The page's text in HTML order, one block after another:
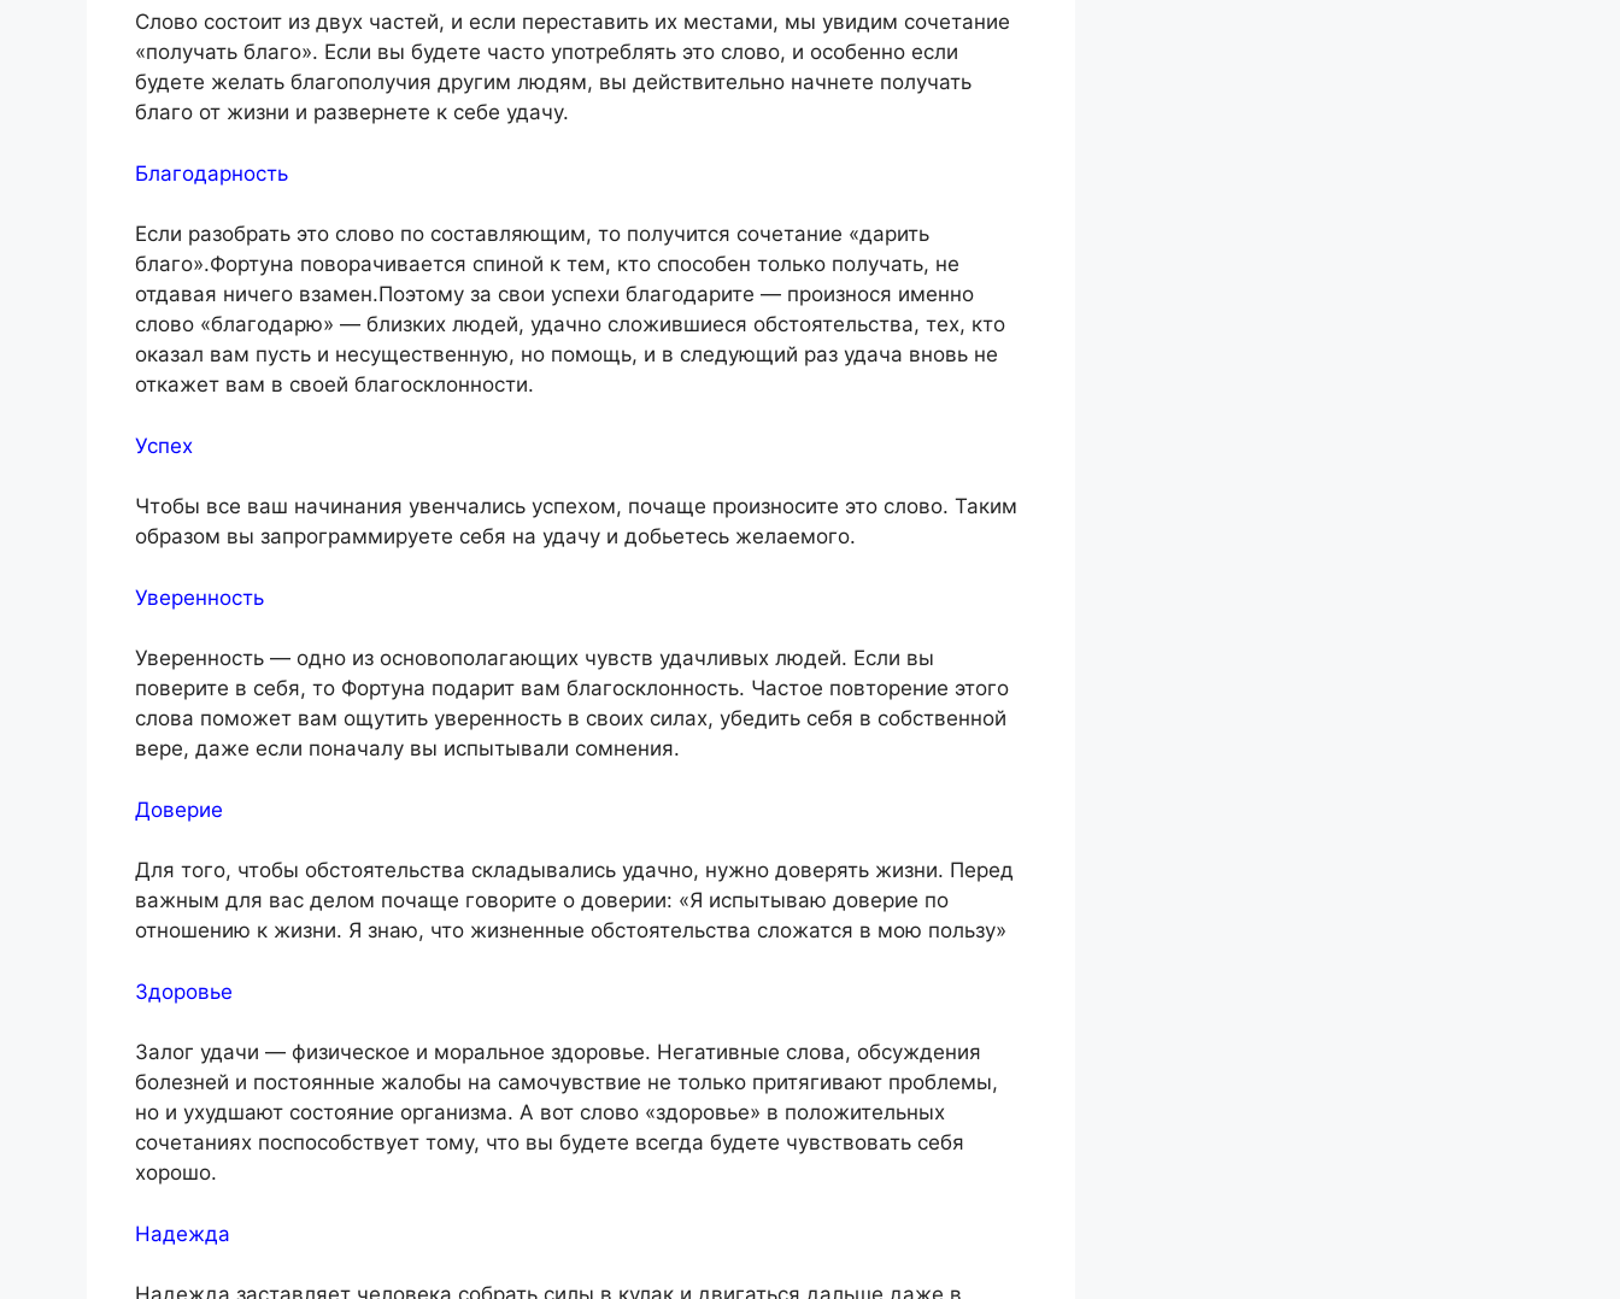
Слово состоит из двух частей, и если переставить их местами, мы увидим сочетание
«получать благо». Если вы будете часто употреблять это слово, и особенно если
будете желать благополучия другим людям, вы действительно начнете получать
благо от жизни и развернете к себе удачу.
Благодарность
Если разобрать это слово по составляющим, то получится сочетание «дарить
благо».Фортуна поворачивается спиной к тем, кто способен только получать, не
отдавая ничего взамен.Поэтому за свои успехи благодарите — произнося именно
слово «благодарю» — близких людей, удачно сложившиеся обстоятельства, тех, кто
оказал вам пусть и несущественную, но помощь, и в следующий раз удача вновь не
откажет вам в своей благосклонности.
Успех
Чтобы все ваш начинания увенчались успехом, почаще произносите это слово. Таким
образом вы запрограммируете себя на удачу и добьетесь желаемого.
Уверенность
Уверенность — одно из основополагающих чувств удачливых людей. Если вы
поверите в себя, то Фортуна подарит вам благосклонность. Частое повторение этого
слова поможет вам ощутить уверенность в своих силах, убедить себя в собственной
вере, даже если поначалу вы испытывали сомнения.
Доверие
Для того, чтобы обстоятельства складывались удачно, нужно доверять жизни. Перед
важным для вас делом почаще говорите о доверии: «Я испытываю доверие по
отношению к жизни. Я знаю, что жизненные обстоятельства сложатся в мою пользу»
Здоровье
Залог удачи — физическое и моральное здоровье. Негативные слова, обсуждения
болезней и постоянные жалобы на самочувствие не только притягивают проблемы,
но и ухудшают состояние организма. А вот слово «здоровье» в положительных
сочетаниях поспособствует тому, что вы будете всегда будете чувствовать себя
хорошо.
Надежда